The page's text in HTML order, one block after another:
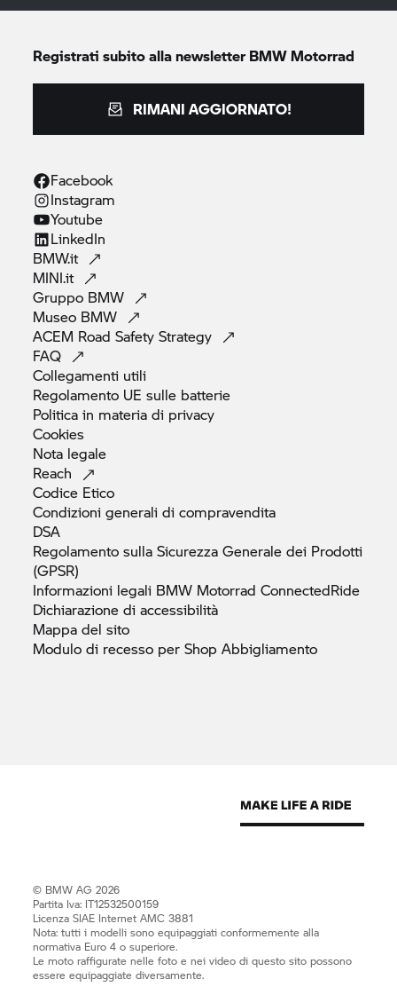
Registrati subito alla newsletterBMW Motorrad
RIMANI AGGIORNATO!
Facebook
Instagram
Youtube
LinkedIn
BMW.it
MINI.it
Gruppo BMW
Museo BMW
ACEM Road SafetyStrategy
FAQ
Collegamenti utili
Regolamento UE sulle batterie
Politica in materia di privacy
Cookies
Nota legale
Reach
Codice Etico
Condizioni generali dicompravendita
DSA
Regolamento sulla Sicurezza Generale dei Prodotti
(GPSR)
Informazioni legali BMW Motorrad ConnectedRide
Dichiarazione diaccessibilità
Mappa delsito
Modulo di recesso per ShopAbbigliamento
© BMW AG 2026
Partita Iva: IT12532500159
Licenza SIAE Internet AMC 3881
Nota: tutti i modelli sono equipaggiati conformemente alla
normativa Euro 4 o superiore.
Le moto raffigurate nelle foto e nei video di questo sito possono
essere equipaggiate diversamente.